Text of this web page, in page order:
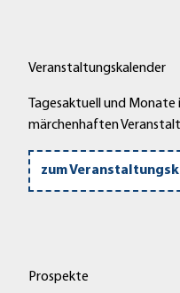
Veranstaltungskalender
Tagesaktuell und Monate
märchenhaften
zum
Prospekte